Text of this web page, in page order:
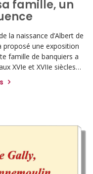
famille, un
la naissance d’Albert de
proposé une exposition
famille de banquiers a
XVIe et XVIIe siècles…